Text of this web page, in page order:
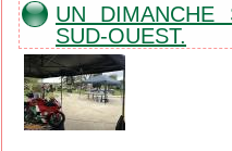
UN DIMANCHE
SUD-OUEST.